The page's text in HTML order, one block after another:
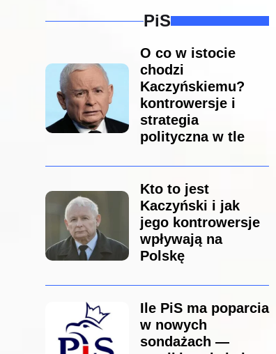
PiS
O co w istocie
chodzi
Kaczyńskiemu?
kontrowersje i
strategia
polityczna w tle
Kto to jest
Kaczyński i jak
jego kontrowersje
wpływają na
Polskę
Ile PiS ma poparcia
w nowych
sondażach —